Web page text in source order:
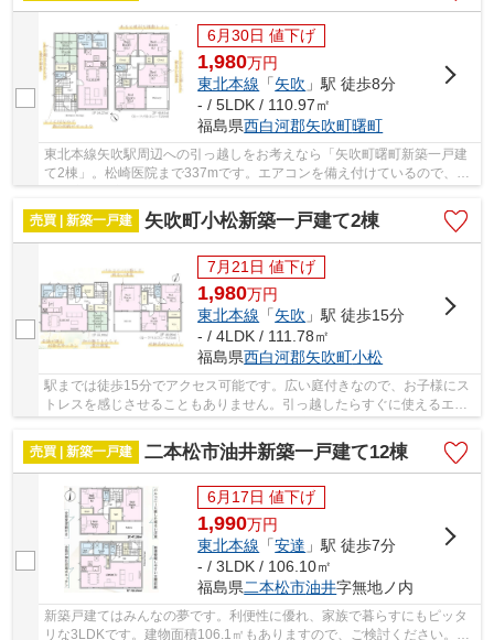
6月30日 値下げ
1,980万円
東北本線 「矢吹 」駅 徒歩8分
- / 5LDK / 110.97㎡
福島県西白河郡矢吹町曙町
東北本線矢吹駅周辺への引っ越しをお考えなら「矢吹町曙町新築一戸建
て2棟」。松崎医院まで337mです。エアコンを備え付けているので、室
内環境を快適にすることができますよ。西白河郡...
売買 | 新築一戸建
矢吹町小松新築一戸建て2棟
7月21日 値下げ
1,980万円
東北本線 「矢吹 」駅 徒歩15分
- / 4LDK / 111.78㎡
福島県西白河郡矢吹町小松
駅までは徒歩15分でアクセス可能です。広い庭付きなので、お子様にス
トレスを感じさせることもありません。引っ越したらすぐに使えるエア
コン付きです。4SLDKの間取りです。不動産をお...
売買 | 新築一戸建
二本松市油井新築一戸建て12棟
6月17日 値下げ
1,990万円
東北本線 「安達 」駅 徒歩7分
- / 3LDK / 106.10㎡
福島県二本松市油井字無地ノ内
新築戸建てはみんなの夢です。利便性に優れ、家族で暮らすにもピッタ
リな3LDKです。建物面積106.1㎡もありますので、ご検討ください。全